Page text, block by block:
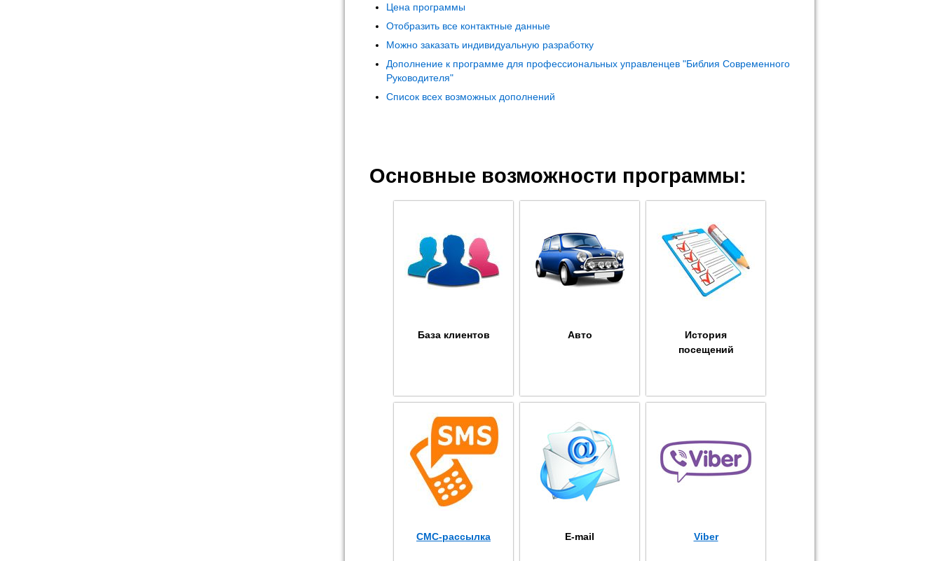
Цена программы
Отобразить все контактные данные
Можно заказать индивидуальную разработку
Дополнение к программе для профессиональных управленцев "Библия Современного
Руководителя"
Список всех возможных дополнений
Основные возможности программы:
База клиентов Авто
История
посещений
СМС-рассылка E-mail Viber